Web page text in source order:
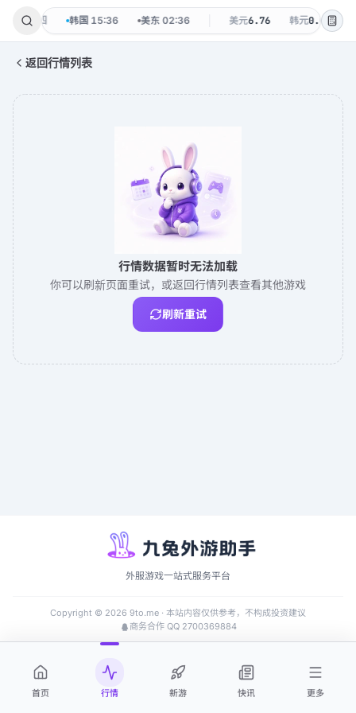
06 周四 韩国 15:36 美东 02:36 美元6.76 韩元0.0047
返回行情列表
行情数据暂时无法加载
你可以刷新页面重试，或返回行情列表查看其他游戏
刷新重试
外服游戏一站式服务平台
Copyright © 2026 9to.me · 本站内容仅供参考，不构成投资建议
商务合作 QQ 2700369884
首页 行情 新游 快讯 更多